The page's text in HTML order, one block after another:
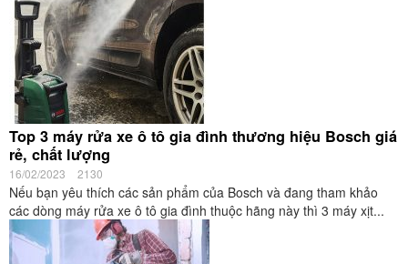
Top 3 máy rửa xe ô tô gia đình thương hiệu Bosch giá
rẻ, chất lượng
16/02/2023 2130
Nếu bạn yêu thích các sản phẩm của Bosch và đang tham khảo
các dòng máy rửa xe ô tô gia đình thuộc hãng này thì 3 máy xịt...